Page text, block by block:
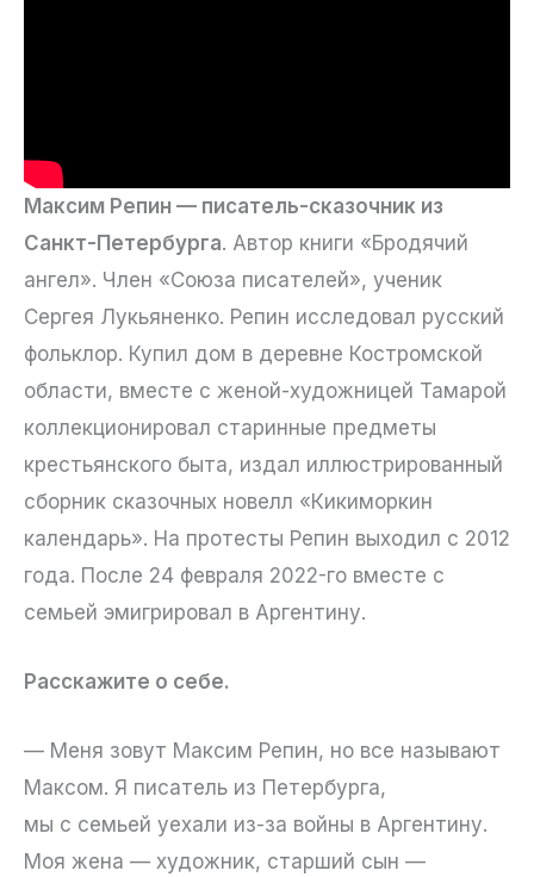
Максим Репин — писатель-сказочник из
Санкт-Петербурга. Автор книги «Бродячий
ангел». Член «Союза писателей», ученик
Сергея Лукьяненко. Репин исследовал русский
фольклор. Купил дом в деревне Костромской
области, вместе с женой-художницей Тамарой
коллекционировал старинные предметы
крестьянского быта, издал иллюстрированный
сборник сказочных новелл «Кикиморкин
календарь». На протесты Репин выходил с 2012
года. После 24 февраля 2022-го вместе с
семьей эмигрировал в Аргентину.
Расскажите о себе.
— Меня зовут Максим Репин, но все называют
Максом. Я писатель из Петербурга,
мы с семьей уехали из-за войны в Аргентину.
Моя жена — художник, старший сын —